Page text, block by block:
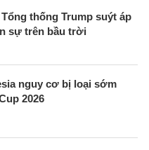
thống Trump suýt áp
sự trên bầu trời
nguy cơ bị loại sớm
2026